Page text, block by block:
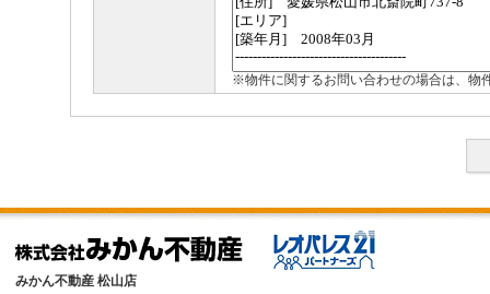
※物件に関するお問い合わせの場合は、物
みかん不動産 松山店